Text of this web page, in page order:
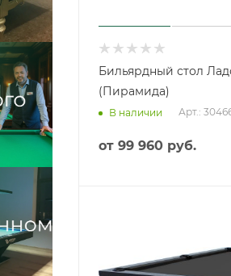
Бильярдный стол
(Пирамида)
В наличии Арт.:
от 99 960 руб.